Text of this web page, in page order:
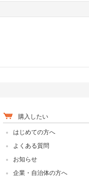
購入したい
はじめての方へ
よくある質問
お知らせ
企業・自治体の方へ